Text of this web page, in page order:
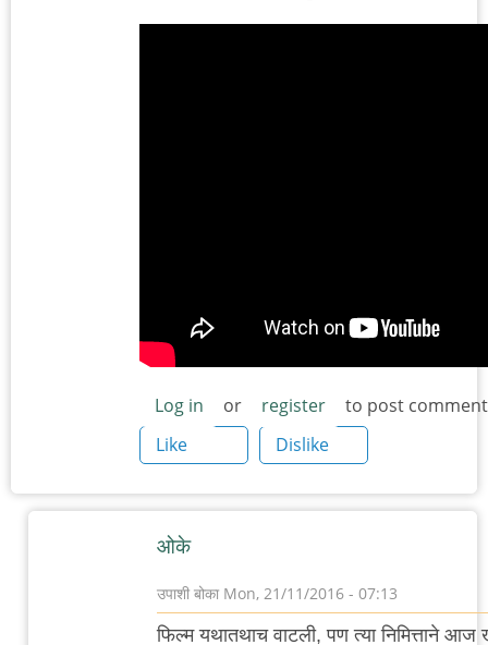
Log in or register
to post
Like
Dislike
ओके
उपाशी बोका Mon, 21/11/2016 - 07:13
In
फिल्म यथातथाच वाटली, पण त्या निमित्ताने आज